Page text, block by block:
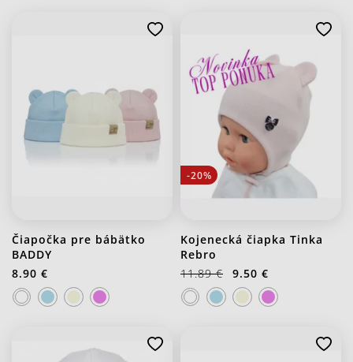
Čiapočka pre bábätko
BADDY
8.90 €
-20%
Kojenecká čiapka Tinka
Rebro
11.89 €
9.50 €